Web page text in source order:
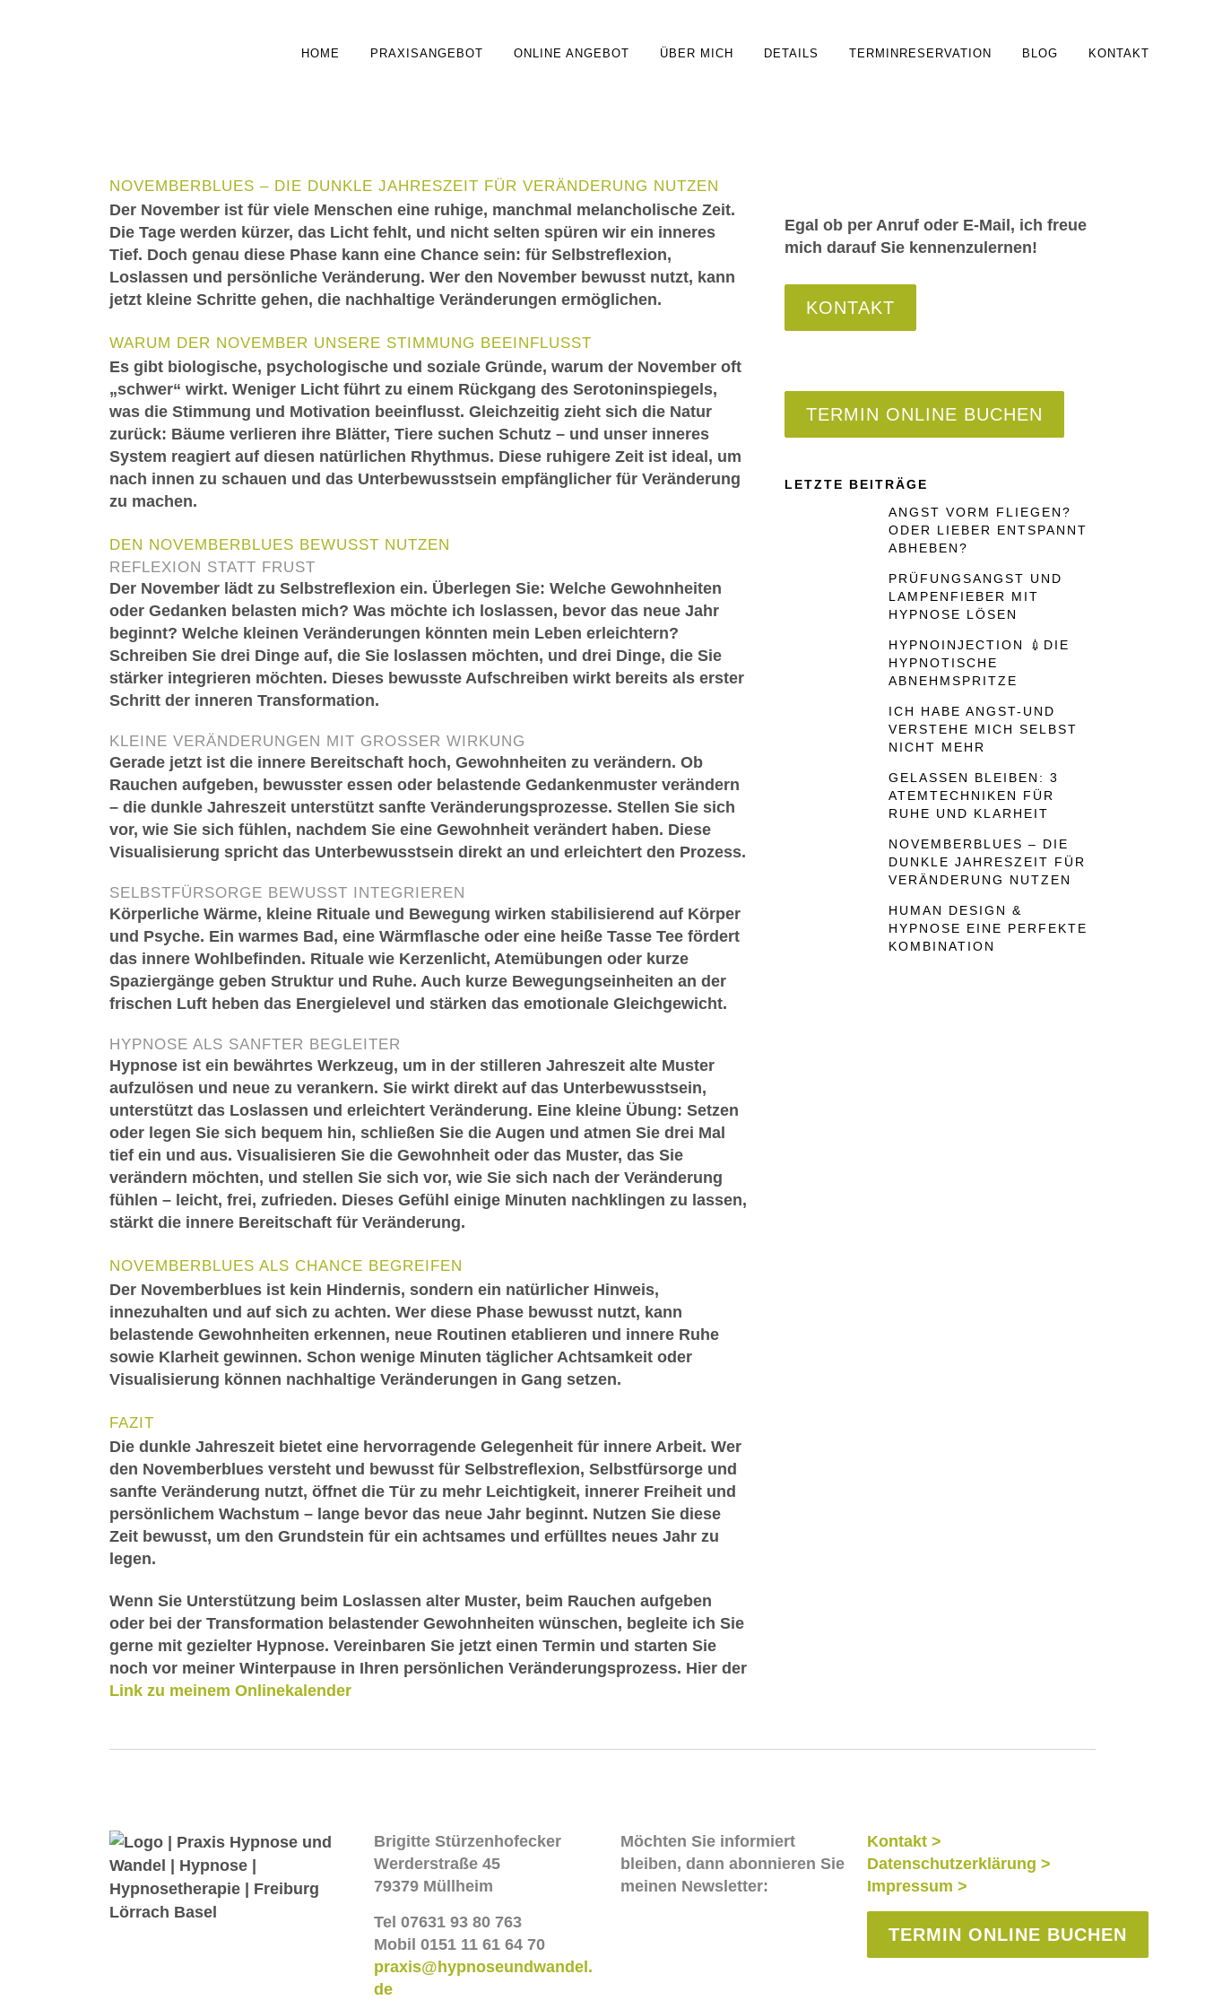
HOME PRAXISANGEBOT ONLINE ANGEBOT ÜBER MICH DETAILS TERMINRESERVATION BLOG KONTAKT
NOVEMBERBLUES – DIE DUNKLE JAHRESZEIT FÜR VERÄNDERUNG NUTZEN
Der November ist für viele Menschen eine ruhige, manchmal melancholische Zeit.
Die Tage werden kürzer, das Licht fehlt, und nicht selten spüren wir ein inneres
Tief. Doch genau diese Phase kann eine Chance sein: für Selbstreflexion,
Loslassen und persönliche Veränderung. Wer den November bewusst nutzt, kann
jetzt kleine Schritte gehen, die nachhaltige Veränderungen ermöglichen.
WARUM DER NOVEMBER UNSERE STIMMUNG BEEINFLUSST
Es gibt biologische, psychologische und soziale Gründe, warum der November oft
„schwer“ wirkt. Weniger Licht führt zu einem Rückgang des Serotoninspiegels,
was die Stimmung und Motivation beeinflusst. Gleichzeitig zieht sich die Natur
zurück: Bäume verlieren ihre Blätter, Tiere suchen Schutz – und unser inneres
System reagiert auf diesen natürlichen Rhythmus. Diese ruhigere Zeit ist ideal, um
nach innen zu schauen und das Unterbewusstsein empfänglicher für Veränderung
zu machen.
DEN NOVEMBERBLUES BEWUSST NUTZEN
REFLEXION STATT FRUST
Der November lädt zu Selbstreflexion ein. Überlegen Sie: Welche Gewohnheiten
oder Gedanken belasten mich? Was möchte ich loslassen, bevor das neue Jahr
beginnt? Welche kleinen Veränderungen könnten mein Leben erleichtern?
Schreiben Sie drei Dinge auf, die Sie loslassen möchten, und drei Dinge, die Sie
stärker integrieren möchten. Dieses bewusste Aufschreiben wirkt bereits als erster
Schritt der inneren Transformation.
KLEINE VERÄNDERUNGEN MIT GROSSER WIRKUNG
Gerade jetzt ist die innere Bereitschaft hoch, Gewohnheiten zu verändern. Ob
Rauchen aufgeben, bewusster essen oder belastende Gedankenmuster verändern
– die dunkle Jahreszeit unterstützt sanfte Veränderungsprozesse. Stellen Sie sich
vor, wie Sie sich fühlen, nachdem Sie eine Gewohnheit verändert haben. Diese
Visualisierung spricht das Unterbewusstsein direkt an und erleichtert den Prozess.
SELBSTFÜRSORGE BEWUSST INTEGRIEREN
Körperliche Wärme, kleine Rituale und Bewegung wirken stabilisierend auf Körper
und Psyche. Ein warmes Bad, eine Wärmflasche oder eine heiße Tasse Tee fördert
das innere Wohlbefinden. Rituale wie Kerzenlicht, Atemübungen oder kurze
Spaziergänge geben Struktur und Ruhe. Auch kurze Bewegungseinheiten an der
frischen Luft heben das Energielevel und stärken das emotionale Gleichgewicht.
HYPNOSE ALS SANFTER BEGLEITER
Hypnose ist ein bewährtes Werkzeug, um in der stilleren Jahreszeit alte Muster
aufzulösen und neue zu verankern. Sie wirkt direkt auf das Unterbewusstsein,
unterstützt das Loslassen und erleichtert Veränderung. Eine kleine Übung: Setzen
oder legen Sie sich bequem hin, schließen Sie die Augen und atmen Sie drei Mal
tief ein und aus. Visualisieren Sie die Gewohnheit oder das Muster, das Sie
verändern möchten, und stellen Sie sich vor, wie Sie sich nach der Veränderung
fühlen – leicht, frei, zufrieden. Dieses Gefühl einige Minuten nachklingen zu lassen,
stärkt die innere Bereitschaft für Veränderung.
NOVEMBERBLUES ALS CHANCE BEGREIFEN
Der Novemberblues ist kein Hindernis, sondern ein natürlicher Hinweis,
innezuhalten und auf sich zu achten. Wer diese Phase bewusst nutzt, kann
belastende Gewohnheiten erkennen, neue Routinen etablieren und innere Ruhe
sowie Klarheit gewinnen. Schon wenige Minuten täglicher Achtsamkeit oder
Visualisierung können nachhaltige Veränderungen in Gang setzen.
FAZIT
Die dunkle Jahreszeit bietet eine hervorragende Gelegenheit für innere Arbeit. Wer
den Novemberblues versteht und bewusst für Selbstreflexion, Selbstfürsorge und
sanfte Veränderung nutzt, öffnet die Tür zu mehr Leichtigkeit, innerer Freiheit und
persönlichem Wachstum – lange bevor das neue Jahr beginnt. Nutzen Sie diese
Zeit bewusst, um den Grundstein für ein achtsames und erfülltes neues Jahr zu
legen.
Wenn Sie Unterstützung beim Loslassen alter Muster, beim Rauchen aufgeben
oder bei der Transformation belastender Gewohnheiten wünschen, begleite ich Sie
gerne mit gezielter Hypnose. Vereinbaren Sie jetzt einen Termin und starten Sie
noch vor meiner Winterpause in Ihren persönlichen Veränderungsprozess. Hier der
Link zu meinem Onlinekalender
Egal ob per Anruf oder E-Mail, ich freue
mich darauf Sie kennenzulernen!
KONTAKT
TERMIN ONLINE BUCHEN
LETZTE BEITRÄGE
ANGST VORM FLIEGEN?
ODER LIEBER ENTSPANNT
ABHEBEN?
PRÜFUNGSANGST UND
LAMPENFIEBER MIT
HYPNOSE LÖSEN
HYPNOINJECTION 💉DIE
HYPNOTISCHE
ABNEHMSPRITZE
ICH HABE ANGST-UND
VERSTEHE MICH SELBST
NICHT MEHR
GELASSEN BLEIBEN: 3
ATEMTECHNIKEN FÜR
RUHE UND KLARHEIT
NOVEMBERBLUES – DIE
DUNKLE JAHRESZEIT FÜR
VERÄNDERUNG NUTZEN
HUMAN DESIGN &
HYPNOSE EINE PERFEKTE
KOMBINATION
Brigitte Stürzenhofecker
Werderstraße 45
79379 Müllheim
Tel 07631 93 80 763
Mobil 0151 11 61 64 70
praxis@hypnoseundwandel.
de
Möchten Sie informiert
bleiben, dann abonnieren Sie
meinen Newsletter:
Kontakt >
Datenschutzerklärung >
Impressum >
TERMIN ONLINE BUCHEN